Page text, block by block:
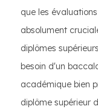
que les
absolument
diplômes
besoin d'un
académique bien
diplôme supérieur